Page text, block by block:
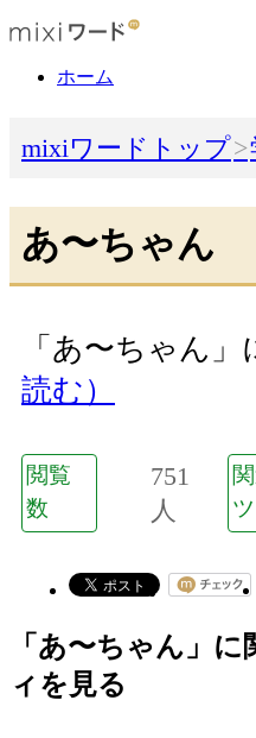
ホーム
mixiワードトップ
あ〜ちゃん
「あ〜ちゃん
読む）
閲覧
数
751
人
ツ
「あ〜ちゃん」
ィを見る